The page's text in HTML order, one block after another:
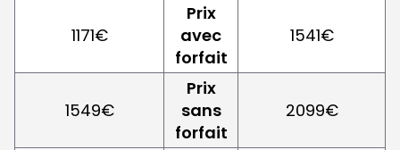
1171€
Prix
avec
forfait
1541€
1549€
Prix
sans
forfait
2099€